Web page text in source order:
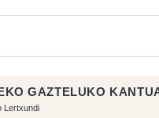
GAZTELUKO
Lertxundi